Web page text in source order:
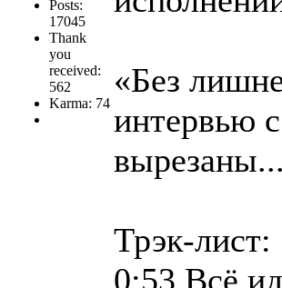
Posts:
17045
Thank
you
received:
562
Karma: 74
«Без
интервью
вырезаны...
Трэк-лист:
0:53 Всё